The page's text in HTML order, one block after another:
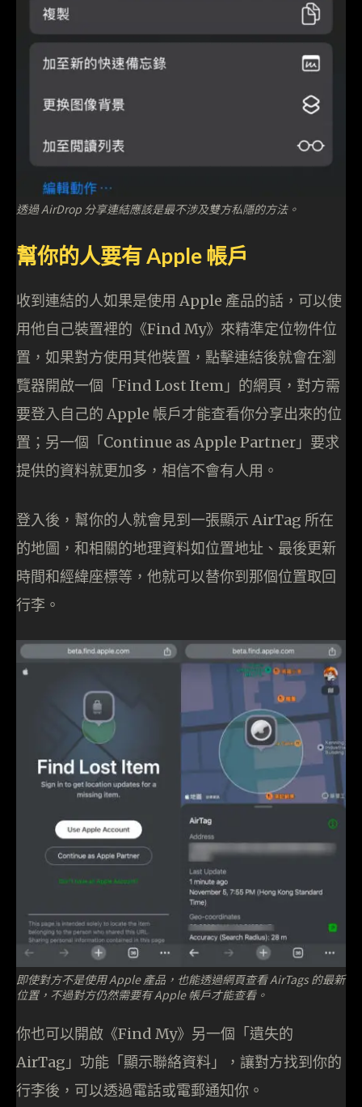
透過 AirDrop 分享連結應該是最不涉及雙方私隱的方法。
幫你的人要有 Apple 帳戶
收到連結的人如果是使用 Apple 產品的話，可以使
用他自己裝置裡的《Find My》來精準定位物件位
置，如果對方使用其他裝置，點擊連結後就會在瀏
覽器開啟一個「Find Lost Item」的網頁，對方需
要登入自己的 Apple 帳戶才能查看你分享出來的位
置；另一個「Continue as Apple Partner」要求
提供的資料就更加多，相信不會有人用。
登入後，幫你的人就會見到一張顯示 AirTag 所在
的地圖，和相關的地理資料如位置地址、最後更新
時間和經緯座標等，他就可以替你到那個位置取回
行李。
即使對方不是使用 Apple 產品，也能透過網頁查看 AirTags 的最新
位置，不過對方仍然需要有 Apple 帳戶才能查看。
你也可以開啟《Find My》另一個「遺失的
AirTag」功能「顯示聯絡資料」，讓對方找到你的
行李後，可以透過電話或電郵通知你。